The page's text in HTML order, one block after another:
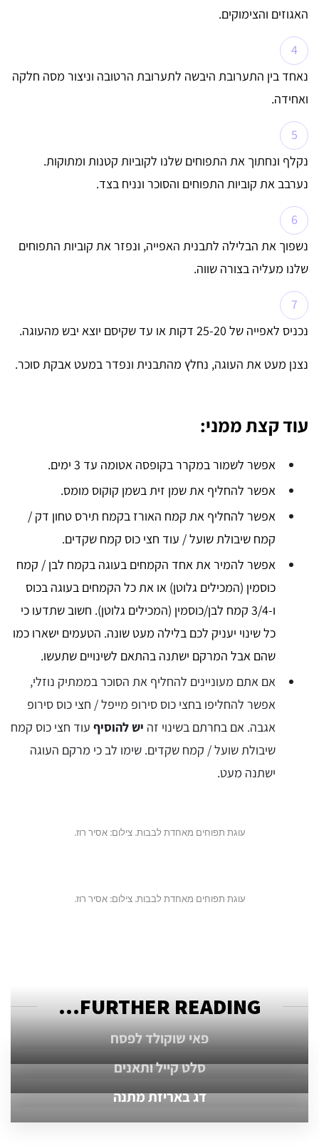
האגוזים והצימוקים.
נאחד בין התערובת היבשה לתערובת הרטובה וניצור מסה חלקה
ואחידה.
נקלף ונחתוך את התפוחים שלנו לקוביות קטנות ומתוקות.
נערבב את קוביות התפוחים והסוכר ונניח בצד.
נשפוך את הבלילה לתבנית האפייה, ונפזר את קוביות התפוחים
שלנו מעליה בצורה שווה.
נכניס לאפייה של 25-20 דקות או עד שקיסם יוצא יבש מהעוגה.
נצנן מעט את העוגה, נחלץ מהתבנית ונפדר במעט אבקת סוכר.
עוד קצת ממני:
אפשר לשמור במקרר בקופסה אטומה עד 3 ימים.
אפשר להחליף את שמן זית בשמן קוקוס מומס.
אפשר להחליף את קמח האורז בקמח תירס טחון דק /
קמח שיבולת שועל / עוד חצי כוס קמח שקדים.
אפשר להמיר את אחד הקמחים בעוגה בקמח לבן / קמח
כוסמין (המכילים גלוטן) או את כל הקמחים בעוגה בכוס
ו-3/4 קמח לבן/כוסמין (המכילים גלוטן). חשוב שתדעו כי
כל שינוי יעניק לכם בלילה מעט שונה. הטעמים ישארו כמו
שהם אבל המרקם ישתנה בהתאם לשינויים שתעשו.
אם אתם מעוניינים להחליף את הסוכר בממתיק נוזלי,
אפשר להחליפו בחצי כוס סירופ מייפל / חצי כוס סירופ
אגבה. אם בחרתם בשינוי זה יש להוסיף עוד חצי כוס קמח
שיבולת שועל / קמח שקדים. שימו לב כי מרקם העוגה
ישתנה מעט.
עוגת תפוחים מאחדת לבבות. צילום: אסיר רוז.
עוגת תפוחים מאחדת לבבות. צילום: אסיר רוז.
FURTHER READING...
פאי שוקולד לפסח
סלט קייל ותאנים
דג באריזת מתנה